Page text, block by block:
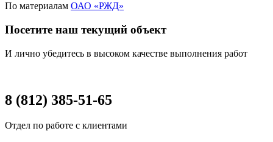
По материалам ОАО «РЖД»
Посетите наш текущий объект
И лично убедитесь в высоком качестве выполнения работ
8 (812) 385-51-65
Отдел по работе с клиентами